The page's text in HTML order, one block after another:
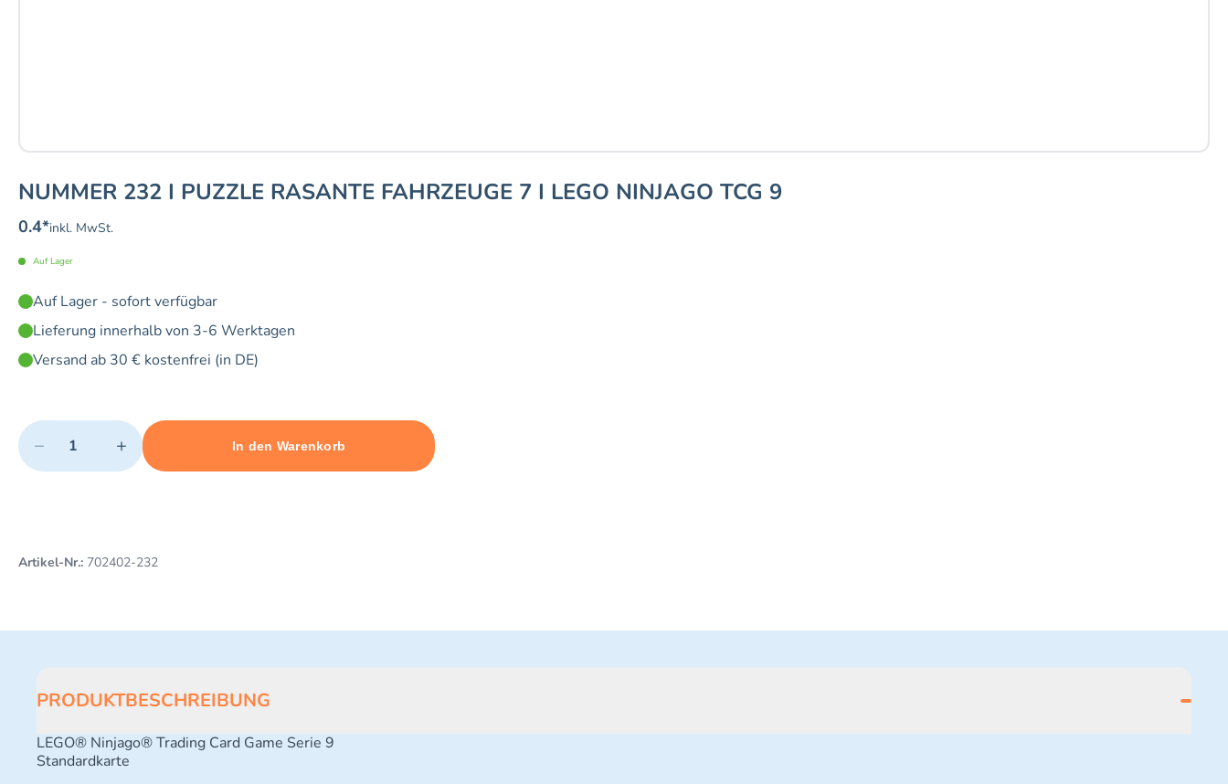
NUMMER 232 I PUZZLE RASANTE FAHRZEUGE 7 I LEGO NINJAGO TCG 9
0.4*inkl. MwSt.
Auf Lager
Auf Lager - sofort verfügbar
Lieferung innerhalb von 3-6 Werktagen
Versand ab 30 € kostenfrei (in DE)
Quantity
− +
Minimum quantity: 1 Maximum quantity: 3
In den Warenkorb
Add 1 item to cart
Artikel-Nr.: 702402-232
PRODUKTBESCHREIBUNG
LEGO® Ninjago® Trading Card Game Serie 9
Standardkarte